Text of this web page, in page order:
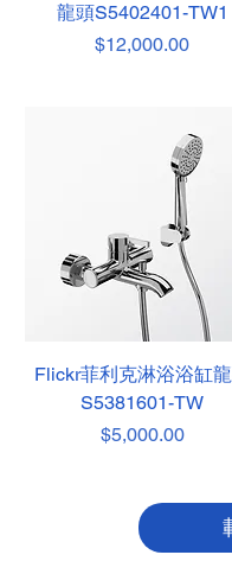
龍頭S5402401-TW1
價格
$12,000.00
Flickr菲利克淋浴浴缸
S5381601-TW
價格
$5,000.00